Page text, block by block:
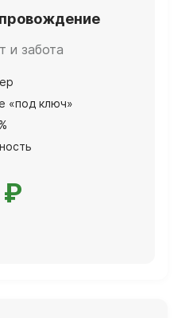
и забота
«под ключ»